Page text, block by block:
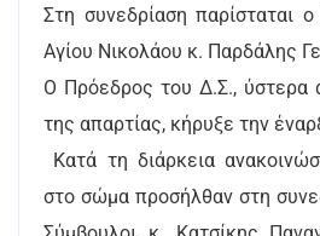
Στη συνεδρίαση παρίσταται
Αγίου Νικολάου κ. Παρδάλης
Ο Πρόεδρος του Δ.Σ., ύστερα
της απαρτίας, κήρυξε την
Κατά τη διάρκεια
στο σώμα προσήλθαν στη